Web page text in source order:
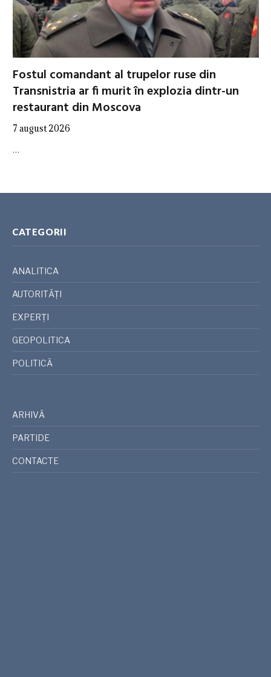
Fostul comandant al trupelor ruse din
Transnistria ar fi murit în explozia dintr-un
restaurant din Moscova
7 august 2026
…
CATEGORII
ANALITICA
AUTORITĂȚI
EXPERȚI
GEOPOLITICA
POLITICĂ
ARHIVĂ
PARTIDE
CONTACTE